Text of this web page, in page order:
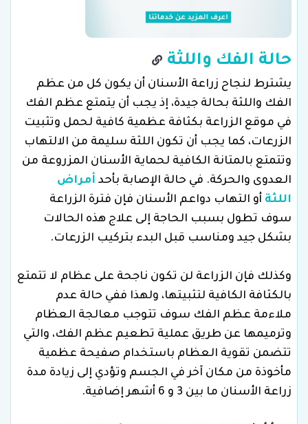
حالة الفك واللثة
يشترط لنجاح زراعة الأسنان أن يكون كل من عظم
الفك واللثة بحالة جيدة، إذ يجب أن يتمتع عظم الفك
في موقع الزراعة بكثافة عظمية كافية لحمل وتثبيت
الزرعات، كما يجب أن تكون اللثة سليمة من الالتهاب
وتتمتع بالمتانة الكافية لحماية الأسنان المزروعة من
العدوى والحركة. في حالة الإصابة بأحد أمراض
اللثة أو التهاب دواعم الأسنان فإن فترة الزراعة
سوف تطول بسبب الحاجة إلى علاج هذه الحالات
بشكل جيد ومناسب قبل البدء بتركيب الزرعات.
وكذلك فإن الزراعة لن تكون ناجحة على عظام لا تتمتع
بالكثافة الكافية لتثبيتها، ولهذا ففي حالة عدم
ملاءمة عظم الفك سوف تتوجب معالجة العظام
وترميمها عن طريق عملية تطعيم عظم الفك، والتي
تتضمن تقوية العظام باستخدام صفيحة عظمية
مأخوذة من مكان آخر في الجسم وتؤدي إلى زيادة مدة
زراعة الأسنان ما بين 3 و 6 أشهر إضافية.